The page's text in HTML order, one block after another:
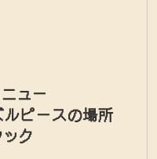
ュー
ルピースの場所
ク